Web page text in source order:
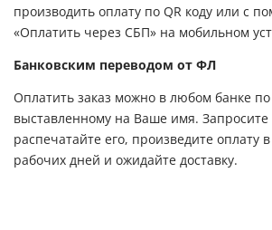
производить оплату по QR коду или с
«Оплатить через СБП» на мобильном
Банковским переводом от ФЛ
Оплатить заказ можно в любом банке по
выставленному на Ваше имя. Запросите
распечатайте его, произведите оплату
рабочих дней и ожидайте доставку.